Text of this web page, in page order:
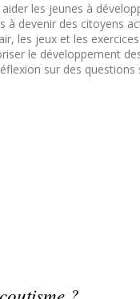
les jeunes à
à devenir des citoyens
les jeux et les
le développement
sur des questions